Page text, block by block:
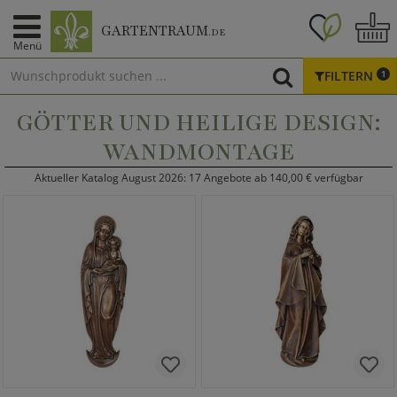
Menü
GARTENTRAUM.DE
FILTERN 1
GÖTTER UND HEILIGE DESIGN:
WANDMONTAGE
Aktueller Katalog August 2026: 17 Angebote ab 140,00 € verfügbar